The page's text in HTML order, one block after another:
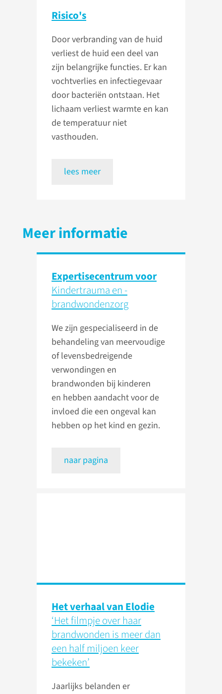
Risico's
Door verbranding van de huid
verliest de huid een deel van
zijn belangrijke functies. Er kan
vochtverlies en infectiegevaar
door bacteriën ontstaan. Het
lichaam verliest warmte en kan
de temperatuur niet
vasthouden.
lees meer
Meer informatie
Expertisecentrum voor
Kindertrauma en -
brandwondenzorg
We zijn gespecialiseerd in de
behandeling van meervoudige
of levensbedreigende
verwondingen en
brandwonden bij kinderen
en hebben aandacht voor de
invloed die een ongeval kan
hebben op het kind en gezin.
naar pagina
Het verhaal van Elodie
‘Het filmpje over haar
brandwonden is meer dan
een half miljoen keer
bekeken’
Jaarlijks belanden er